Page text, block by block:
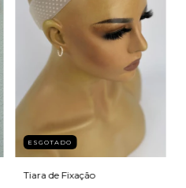
ESGOTADO
Tiara de Fixação